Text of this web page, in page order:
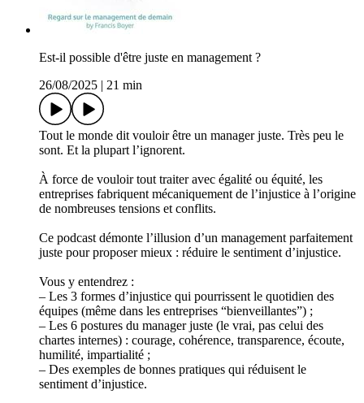
Est-il possible d'être juste en management ?
26/08/2025
21 min
Tout le monde dit vouloir être un manager juste. Très peu le
sont. Et la plupart l’ignorent.
À force de vouloir tout traiter avec égalité ou équité, les
entreprises fabriquent mécaniquement de l’injustice à l’origine
de nombreuses tensions et conflits.
Ce podcast démonte l’illusion d’un management parfaitement
juste pour proposer mieux : réduire le sentiment d’injustice.
Vous y entendrez :
– Les 3 formes d’injustice qui pourrissent le quotidien des
équipes (même dans les entreprises “bienveillantes”) ;
– Les 6 postures du manager juste (le vrai, pas celui des
chartes internes) : courage, cohérence, transparence, écoute,
humilité, impartialité ;
– Des exemples de bonnes pratiques qui réduisent le
sentiment d’injustice.